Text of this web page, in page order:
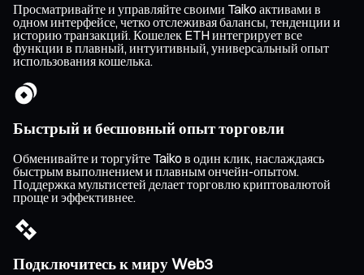
Просматривайте и управляйте своими Taiko активами в
одном интерфейсе, четко отслеживая балансы, тенденции и
историю транзакций. Кошелек ETH интегрирует все
функции в плавный, интуитивный, универсальный опыт
использования кошелька.
Быстрый и бесшовный опыт торговли
Обменивайте и торгуйте Taiko в один клик, наслаждаясь
быстрым выполнением и плавным ончейн-опытом.
Поддержка мультисетей делает торговлю криптовалютой
проще и эффективнее.
Подключитесь к миру Web3